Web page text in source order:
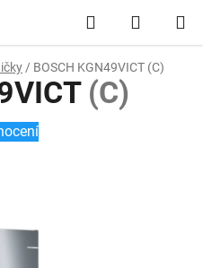
Hledat
KOŠÍK
/ BOSCH KGN49VICT (C)
(C)